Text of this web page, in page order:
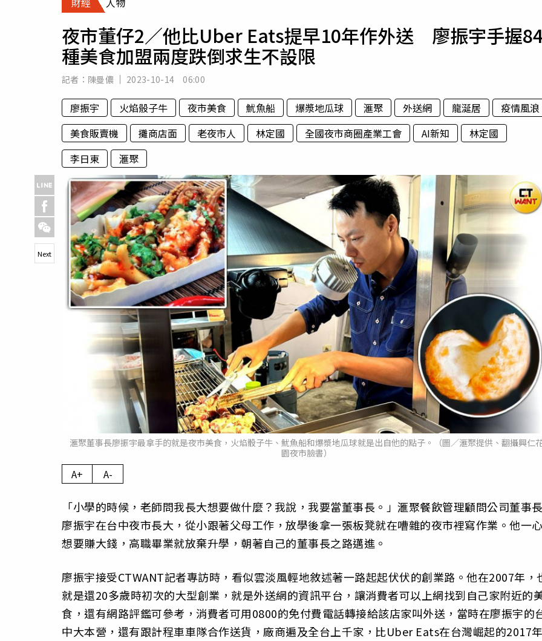
專欄
房產新勢力
運勢
夜市董仔2／他比Uber Eats提早10年作外送 廖振宇手握84
種美食加盟兩度跌倒求生不設限
記者： 陳曼儂 2023-10-14 06:00
廖振宇 火焰骰子牛 夜市美食 魷魚船 爆漿地瓜球 滙聚 外送網 龍涎居
疫情風浪
美食販賣機
攤商店面 老夜市人 林定國 全國夜市商圈產業工會 AI新知
林定國
李日東
滙聚
滙聚董事長廖振宇最拿手的就是夜市美食，火焰骰子牛、魷魚船和爆漿地瓜球就是出自他的點子。（圖／滙聚提供、翻攝興仁
園夜市臉書）
Next
A+ A-
「小學的時候，老師問我長大想要做什麼？我說，我要當董事長。」滙聚餐飲管理顧問公司董事長
廖振宇在台中夜市長大，從小跟著父母工作，放學後拿一張板凳就在嘈雜的夜市裡寫作業。他一心
想要賺大錢，高職畢業就放棄升學，朝著自己的董事長之路邁進。
廖振宇接受CTWANT記者專訪時，看似雲淡風輕地敘述著一路起起伏伏的創業路。他在2007年，
就是還20多歲時初次的大型創業，就是外送網的資訊平台，讓消費者可以上網找到自己家附近的
食，還有網路評鑑可參考，消費者可用0800的免付費電話轉接給該店家叫外送，當時在廖振宇的
中大本營，還有跟計程車車隊合作送貨，廠商遍及全台上千家，比Uber Eats在台灣崛起的2017年